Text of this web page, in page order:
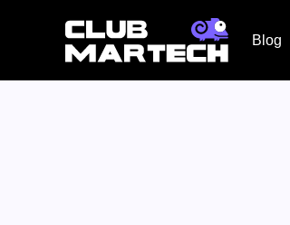
Blog